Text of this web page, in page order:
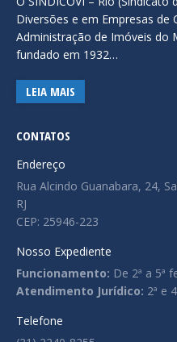
Diversões e em Empresas de
Administração de Imóveis do
fundado em 1932…
LEIA MAIS
CONTATOS
Endereço
Rua Alcindo Guanabara, 24,
RJ
CEP: 25946-223
Nosso Expediente
Funcionamento: De 2ª a 5ª
Atendimento Jurídico: 2ª e
Telefone